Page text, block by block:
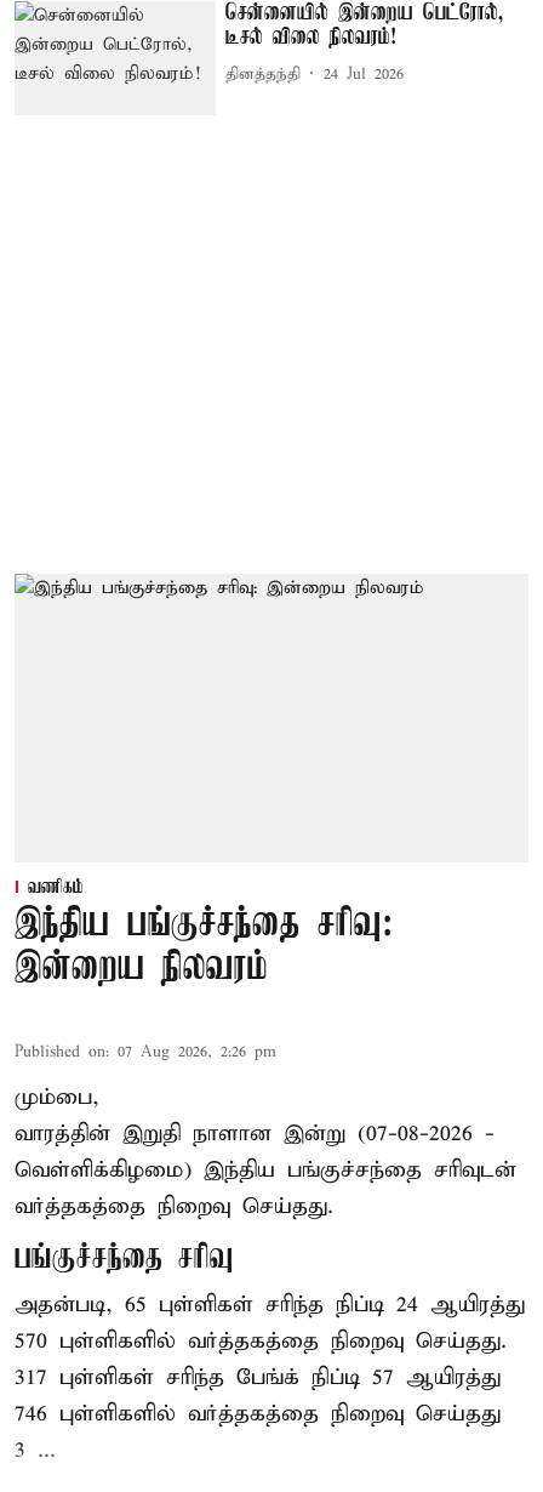
சென்னையில் இன்றைய பெட்ரோல்,
டீசல் விலை நிலவரம்!
தினத்தந்தி 24 Jul 2026
வணிகம்
இந்திய பங்குச்சந்தை சரிவு:
இன்றைய நிலவரம்
Published on: 07 Aug 2026, 2:26 pm
மும்பை,
வாரத்தின் இறுதி நாளான இன்று (07-08-2026 -
வெள்ளிக்கிழமை) இந்திய பங்குச்சந்தை சரிவுடன்
வர்த்தகத்தை நிறைவு செய்தது.
பங்குச்சந்தை சரிவு
அதன்படி, 65 புள்ளிகள் சரிந்த நிப்டி 24 ஆயிரத்து
570 புள்ளிகளில் வர்த்தகத்தை நிறைவு செய்தது.
317 புள்ளிகள் சரிந்த பேங்க் நிப்டி 57 ஆயிரத்து
746 புள்ளிகளில் வர்த்தகத்தை நிறைவு செய்தது
3 ...